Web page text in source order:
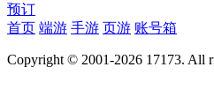
预订
首页 端游 手游 页游 账号箱
Copyright © 2001-2026 17173. All